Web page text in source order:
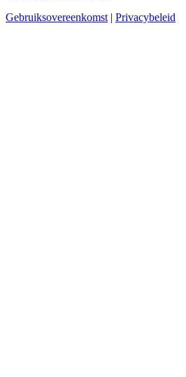
Gebruiksovereenkomst | Privacybeleid